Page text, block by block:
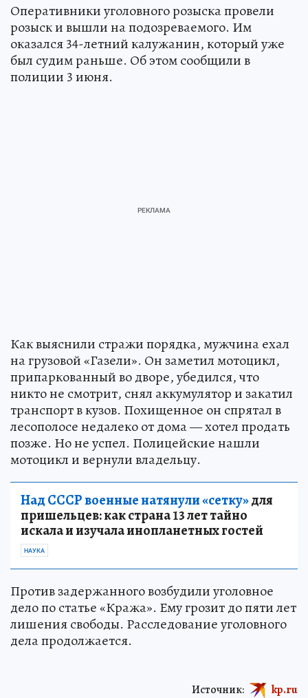
Оперативники уголовного розыска провели
розыск и вышли на подозреваемого. Им
оказался 34-летний калужанин, который уже
был судим раньше. Об этом сообщили в
полиции 3 июня.
Как выяснили стражи порядка, мужчина ехал
на грузовой «Газели». Он заметил мотоцикл,
припаркованный во дворе, убедился, что
никто не смотрит, снял аккумулятор и закатил
транспорт в кузов. Похищенное он спрятал в
лесополосе недалеко от дома — хотел продать
позже. Но не успел. Полицейские нашли
мотоцикл и вернули владельцу.
Над СССР военные натянули «сетку»для
пришельцев: как страна 13 лет тайно
искала и изучала инопланетных гостей
НАУКА
Против задержанного возбудили уголовное
дело по статье «Кража». Ему грозит до пяти лет
лишения свободы. Расследование уголовного
дела продолжается.
Источник: kp.ru